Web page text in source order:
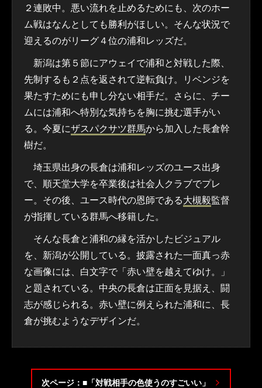
２連敗中。悪い流れを止めるためにも、次のホー
ム戦はなんとしても勝利がほしい。そんな状況で
迎えるのがリーグ４位の浦和レッズだ。
新潟は第５節にアウェイで浦和と対戦した際、
先制するも２点を返されて逆転負け。リベンジを
果たすためにも申し分ない相手だ。さらに、チー
ムには浦和へ特別な気持ちを胸に挑む選手がい
る。今夏にザスパクサツ群馬から加入した長倉幹
樹だ。
埼玉県出身の長倉は浦和レッズのユース出身
で、順天堂大学を卒業後は社会人クラブでプレ
ー。その後、ユース時代の恩師である大槻毅監督
が指揮している群馬へ移籍した。
そんな長倉と浦和の縁を活かしたビジュアル
を、新潟が公開している。披露された一面真っ赤
な画像には、白文字で「赤い壁を越えてゆけ。」
と題されている。中央の長倉は正面を見据え、闘
志が感じられる。赤い壁に例えられた浦和に、長
倉が挑むようなデザインだ。
次ページ：■「対戦相手の色使うのすごいい」